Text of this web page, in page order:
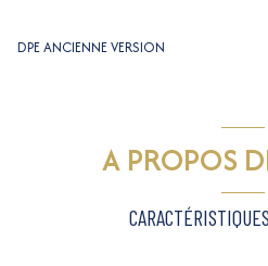
DPE ANCIENNE VERSION
A PROPOS